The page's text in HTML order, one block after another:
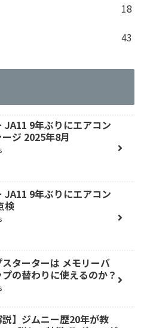
18
43
JA11 9年ぶりにエアコン
ジ 2025年8月
JA11 9年ぶりにエアコン
検
ターターは メモリーバ
の替わりに使えるのか？
説】ジムニー歴20年が教